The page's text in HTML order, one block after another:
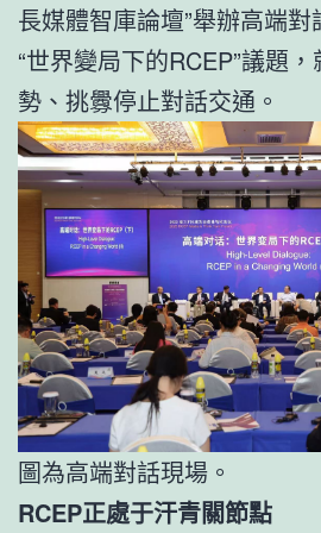
長媒體智庫論壇”舉辦高端
“世界變局下的RCEP”議題
勢、挑釁停止對話交通。
圖為高端對話現場。
RCEP正處于汗青關節點